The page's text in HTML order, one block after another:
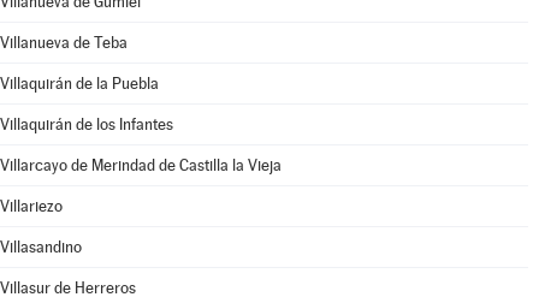
Villanueva de Teba
Villaquirán de la Puebla
Villaquirán de los Infantes
Villarcayo de Merindad de Castilla la Vieja
Villariezo
Villasandino
Villasur de Herreros